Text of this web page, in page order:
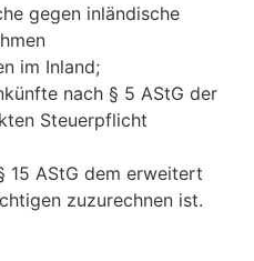
gegen inländische
im Inland;
nach § 5 AStG der
Steuerpflicht
15 AStG dem erweitert
zuzurechnen ist.